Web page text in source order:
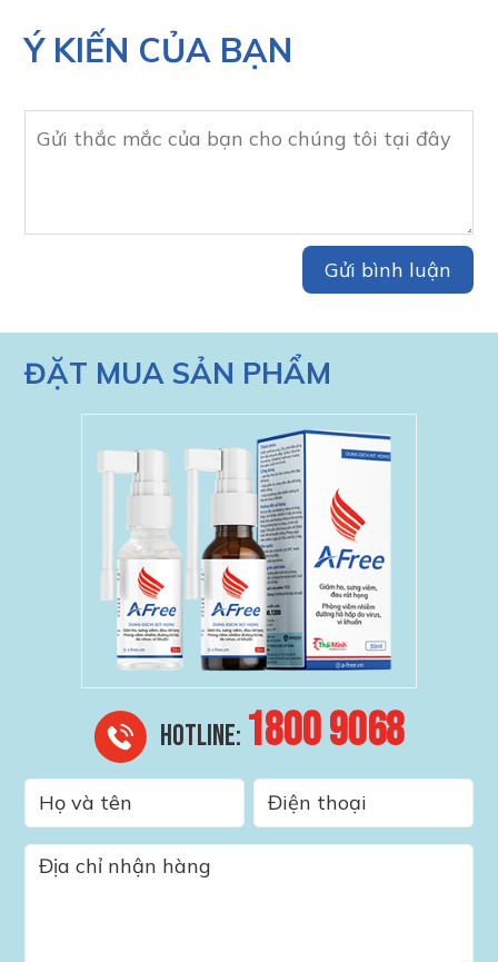
Ý KIẾN CỦA BẠN
ĐẶT MUA SẢN PHẨM
HOTLINE: 1800 9068